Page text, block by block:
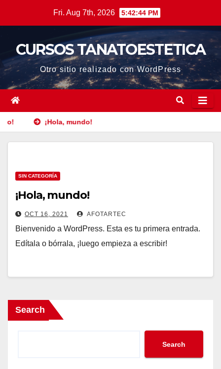
Fri. Aug 7th, 2026 5:42:44 PM
CURSOS TANATOESTETICA
Otro sitio realizado con WordPress
¡Hola, mundo!
SIN CATEGORÍA
¡Hola, mundo!
OCT 16, 2021 AFOTARTEC
Bienvenido a WordPress. Esta es tu primera entrada.
Edítala o bórrala, ¡luego empieza a escribir!
Search
Search